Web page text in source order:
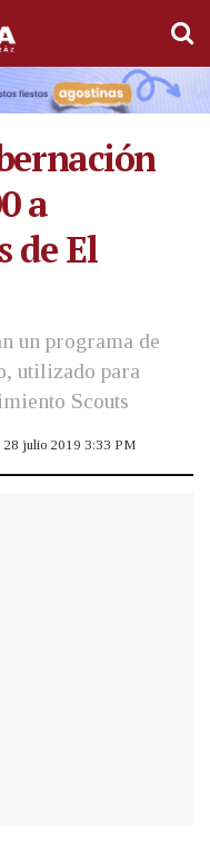
a
de El
un programa de
utilizado para
Scouts
28 julio 2019 3:33 PM